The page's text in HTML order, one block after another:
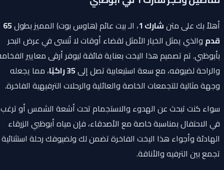
أهلاً بك على متنشارك 1 ، الـ بيت عائم (هاوس بوت) المميز بطول65
قدموالذي يمثل الخيار الأمثل لقضاء أوقات لا تُنسى في عرض البحر
بأبوظبي. تم تصميم هذا اليخت بعناية فائقة ليوفر أرقى معايير الفخامة
والراحة لضيوفه، مع سعة استيعابية تصل إلى35 راكبًا
، مما يجعله
وجهة مثالية للتجمعات الخاصة والعائلية والرحلات الترفيهية الفاخرة.
سواء كنت تبحث عن الهدوء والاستجمام تحت أشعة الشمس أو ترغب
في الاحتفال بمناسبة خاصة مع الأصدقاء، فإن مياه أبوظبي الزرقاء
الهادئة وأجواء هذا اليخت الفاخرة تضمن لك ولضيوفك رحلة استثنائية
تجمع بين الترفيه والأناقة.